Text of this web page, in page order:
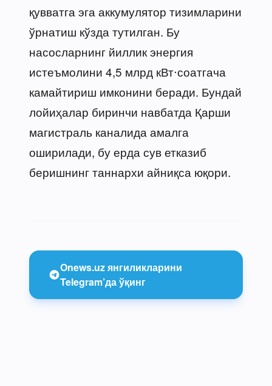
қувватга эга аккумулятор тизимларини
ўрнатиш кўзда тутилган. Бу
насосларнинг йиллик энергия
истеъмолини 4,5 млрд кВт⋅соатгача
камайтириш имконини беради. Бундай
лойиҳалар биринчи навбатда Қарши
магистраль каналида амалга
оширилади, бу ерда сув етказиб
беришнинг таннархи айниқса юқори.
Onews.uz янгиликларини
Telegram’да ўқинг